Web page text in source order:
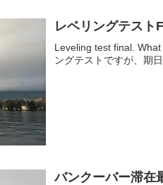
レベリングテスト
Leveling test final.
ングテストですが、期
バンクーバー滞在